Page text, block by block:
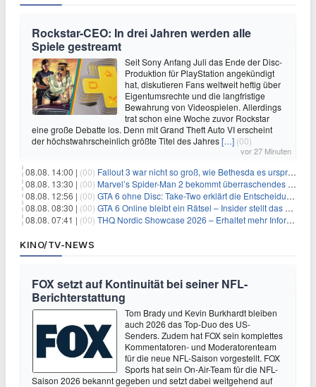
Rockstar-CEO: In drei Jahren werden alle
Spiele gestreamt
Seit Sony Anfang Juli das Ende der Disc-
Produktion für PlayStation angekündigt
hat, diskutieren Fans weltweit heftig über
Eigentumsrechte und die langfristige
Bewahrung von Videospielen. Allerdings
trat schon eine Woche zuvor Rockstar
eine große Debatte los. Denn mit Grand Theft Auto VI erscheint
der höchstwahrscheinlich größte Titel des Jahres[…] (00)
vor 27 Minuten
08.08. 14:00 | (00) Fallout 3 war nicht so groß, wie Bethesda es ursprünglich wollte
08.08. 13:30 | (00) Marvel’s Spider-Man 2 bekommt überraschendes PS5-Update mit gewünschter Komfortfunktion
08.08. 12:56 | (00) GTA 6 ohne Disc: Take-Two erklärt die Entscheidung für Download-Codes
08.08. 08:30 | (00) GTA 6 Online bleibt ein Rätsel – Insider stellt das neue Gerücht klar
08.08. 07:41 | (00) THQ Nordic Showcase 2026 – Erhaltet mehr Informationen
KINO/TV-NEWS
FOX setzt auf Kontinuität bei seiner NFL-
Berichterstattung
Tom Brady und Kevin Burkhardt bleiben
auch 2026 das Top-Duo des US-
Senders. Zudem hat FOX sein komplettes
Kommentatoren- und Moderatorenteam
für die neue NFL-Saison vorgestellt. FOX
Sports hat sein On-Air-Team für die NFL-
Saison 2026 bekannt gegeben und setzt dabei weitgehend auf